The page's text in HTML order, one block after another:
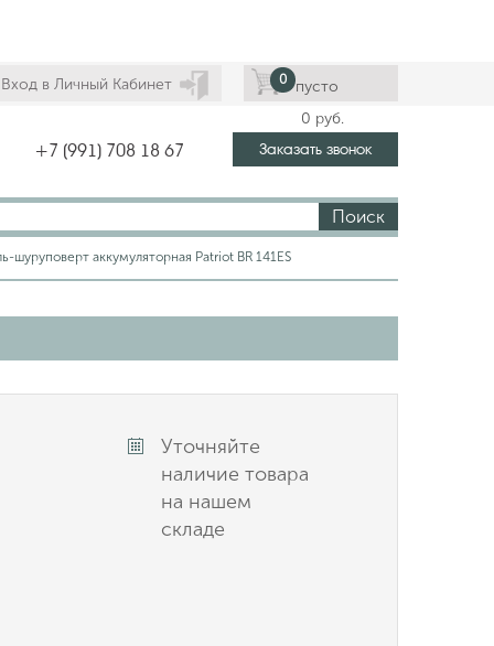
Вход в Личный Кабинет пусто
0
0 руб.
+7 (991) 708 18 67 Заказать звонок
Поиск
шуруповерт аккумуляторная Patriot BR 141ES
Уточняйте
наличие товара
на нашем
складе